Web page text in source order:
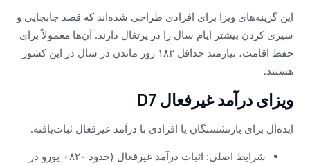
این گزینه‌های ویزا برای افرادی طراحی شده‌اند که قصد جابجایی و
سپری کردن بیشتر ایام سال را در پرتغال دارند. آن‌ها معمولاً برای
حفظ اقامت، نیازمند حداقل ۱۸۳ روز ماندن در سال در این کشور
هستند.
ویزای درآمد غیرفعال D7
ایده‌آل برای بازنشستگان یا افرادی با درآمد غیرفعال ثبات‌یافته.
شرایط اصلی: اثبات درآمد غیرفعال (حدود ۸۲۰+ یورو در